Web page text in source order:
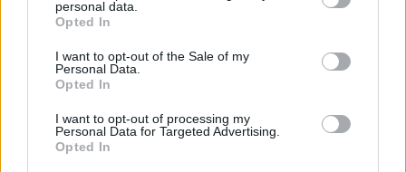
personal data.
Opted In
I want to opt-out of the Sale of my
Personal Data.
Opted In
I want to opt-out of processing my
Personal Data for Targeted Advertising.
Opted In